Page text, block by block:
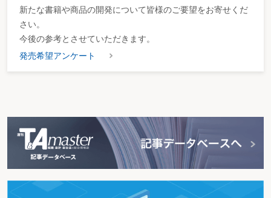
新たな書籍や商品の開発について皆様のご要望をお寄せくだ
さい。
今後の参考とさせていただきます。
発売希望アンケート